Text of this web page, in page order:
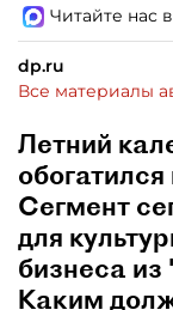
Читайте нас
dp.ru
Все материалы
Летний
Сегмент
для
бизнеса
Каким